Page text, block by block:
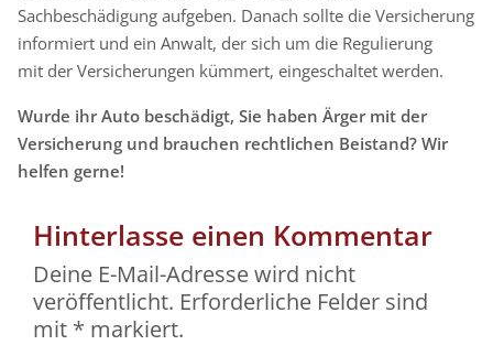
Sachbeschädigung aufgeben. Danach sollte die Versicherung
informiert und ein Anwalt, der sich um die Regulierung
mit der Versicherungen kümmert, eingeschaltet werden.
Wurde ihr Auto beschädigt, Sie haben Ärger mit der
Versicherung und brauchen rechtlichen Beistand? Wir
helfen gerne!
Hinterlasse einen Kommentar
Deine E-Mail-Adresse wird nicht
veröffentlicht. Erforderliche Felder sind
mit * markiert.